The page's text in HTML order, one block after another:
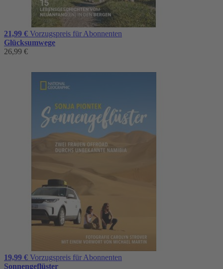
21,99 € Vorzugspreis für Abonnenten
Glücksumwege
26,99 €
19,99 € Vorzugspreis für Abonnenten
Sonnengeflüster